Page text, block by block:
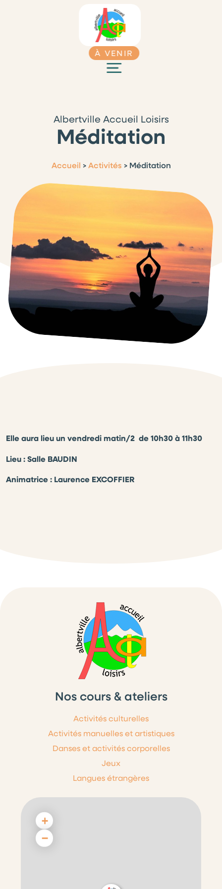
À VENIR
Albertville Accueil Loisirs
Méditation
Accueil >Activités > Méditation
Elle aura lieu un vendredi matin/2 de 10h30 à 11h30
Lieu : Salle BAUDIN
Animatrice : Laurence EXCOFFIER
Nos cours & ateliers
Activités culturelles
Activités manuelles et artistiques
Danses et activités corporelles
Jeux
Langues étrangères
+
−